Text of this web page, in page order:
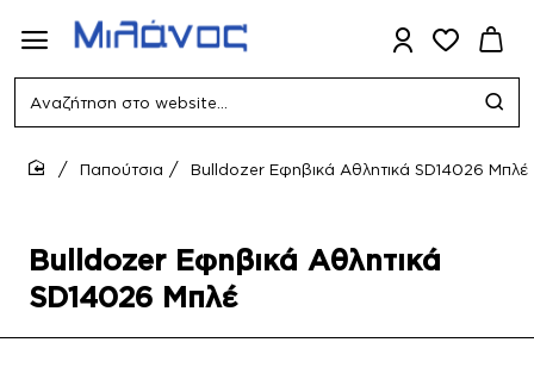
Αναζήτηση
website...
Bulldozer Εφηβικά Αθλητικά
SD14026 Μπλέ
Παπούτσια Bulldozer Εφηβικά Αθλητικά SD14026 Μπλέ